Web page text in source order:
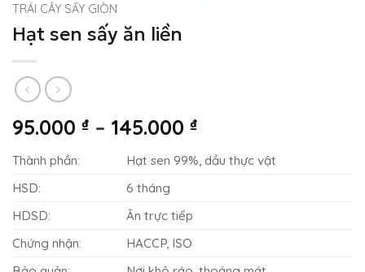
TRÁI CÂY SẤY GIÒN
Hạt sen sấy ăn liền
95.000 ₫ – 145.000 ₫
từ
Thành phần:
Hạt sen 99%, dầu thực vật
HSD:
6 tháng
HDSD:
Ăn trực tiếp
Chứng nhận:
HACCP, ISO